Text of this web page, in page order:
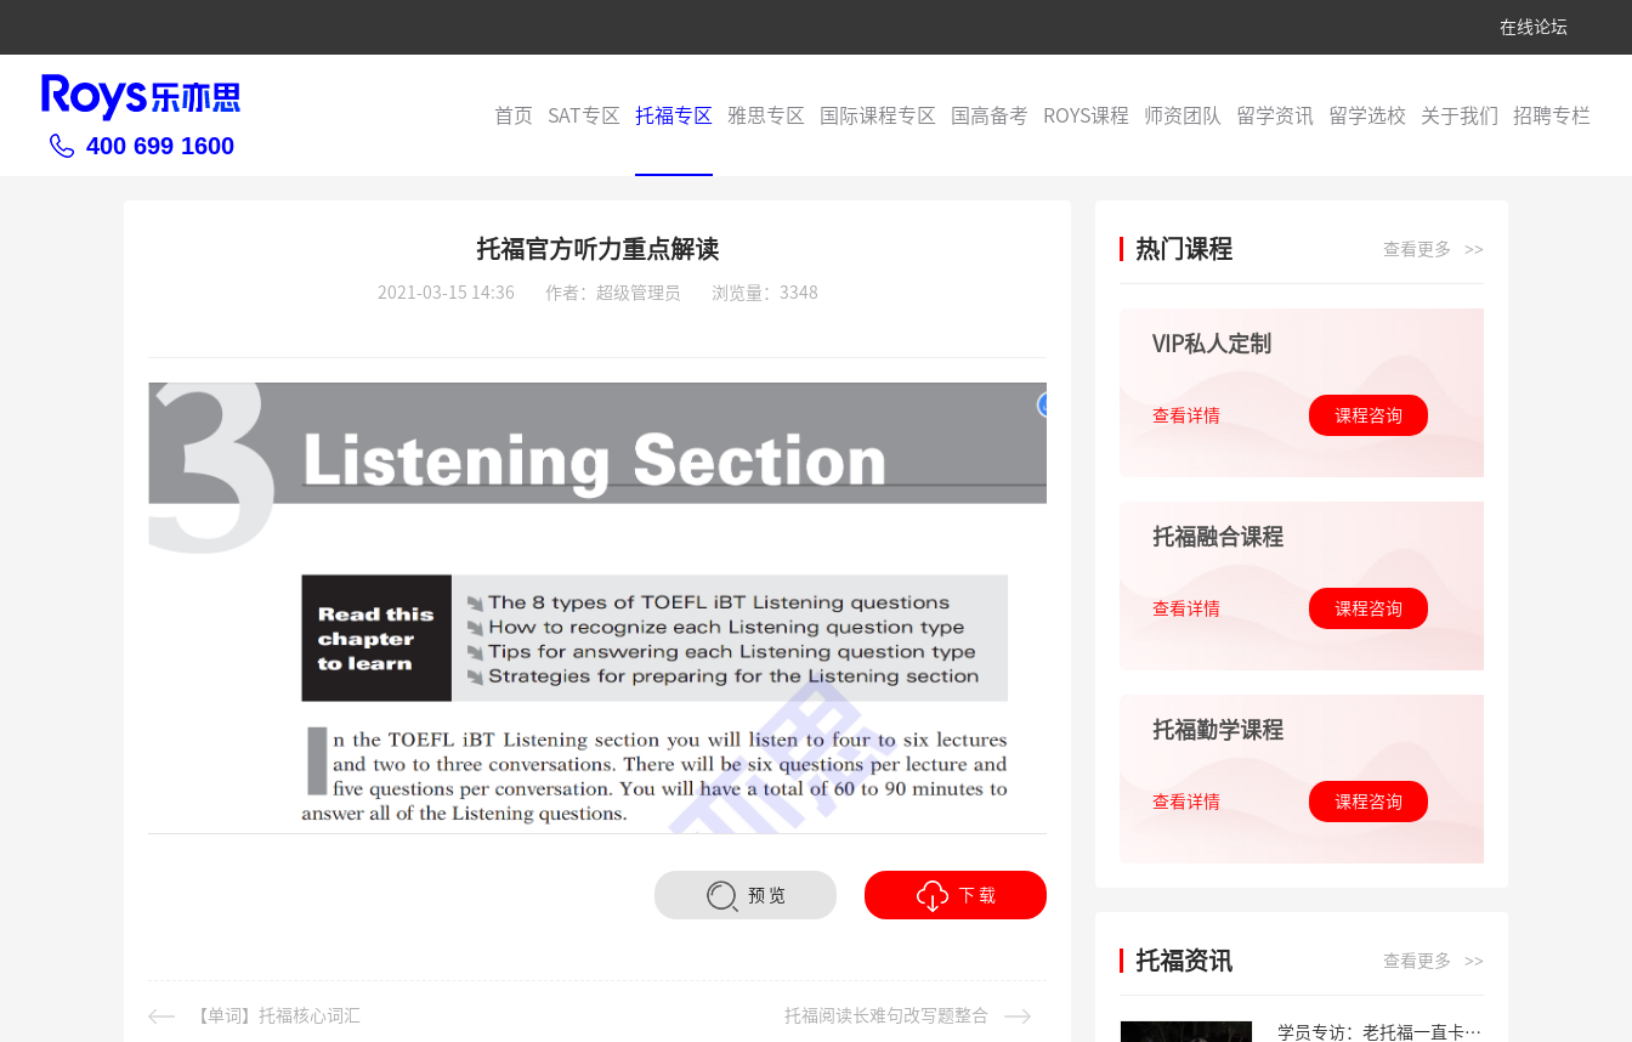
在线论坛
400 699 1600
首页 SAT专区 托福专区 雅思专区 国际课程专区 国高备考 ROYS课程 师资团队 留学资讯 留学选校 关于我们 招聘专栏
托福官方听力重点解读
2021-03-15 14:36 作者：超级管理员 浏览量：3348
预 览 下 载
【单词】托福核心词汇 托福阅读长难句改写题整合
热门课程 查看更多 >>
VIP私人定制
查看详情 课程咨询
托福融合课程
查看详情 课程咨询
托福勤学课程
查看详情 课程咨询
托福资讯 查看更多 >>
学员专访：老托福一直卡在